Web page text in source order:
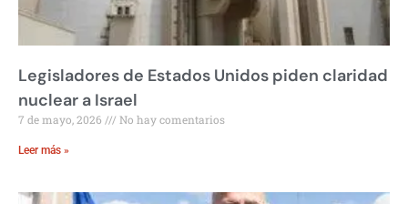
Legisladores de Estados Unidos piden claridad
nuclear a Israel
7 de mayo, 2026 No hay comentarios
Leer más »